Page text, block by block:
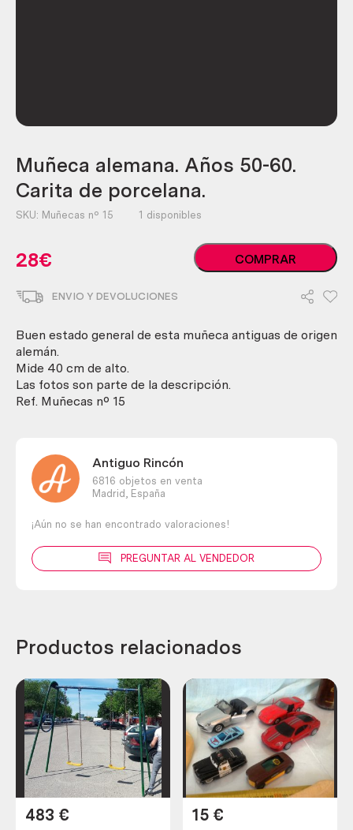
Muñeca alemana. Años 50-60.
Carita de porcelana.
SKU: Muñecas nº 15 1 disponibles
28€
Muñeca
alemana.
Carita
cantidad
COMPRAR
ENVIO Y DEVOLUCIONES
Buen estado general de esta muñeca antiguas de origen
alemán.
Mide 40 cm de alto.
Las fotos son parte de la descripción.
Ref. Muñecas nº 15
Antiguo Rincón
6816 objetos en venta
Madrid,
España
¡Aún no se han encontrado valoraciones!
PREGUNTAR AL VENDEDOR
Productos relacionados
483 € 15 €